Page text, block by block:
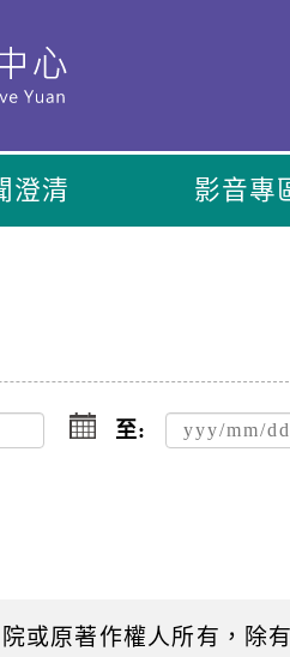
澄清 影音專
點
擊
選
至:
或原著作權人所有，除